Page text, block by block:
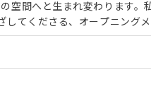
空間へと生まれ変わります。
てくださる、オープニングメ
、四季折々の極上の会席料理
盛り付け ・
フラットです。みんなで協力